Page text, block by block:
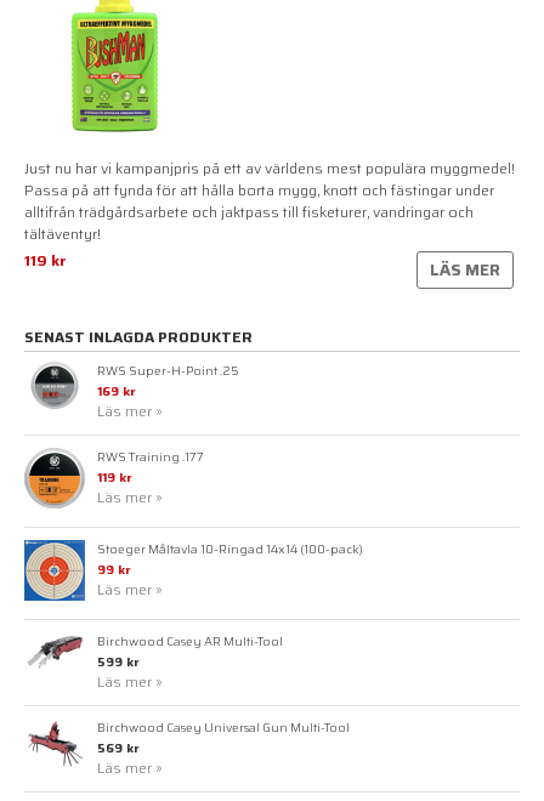
Just nu har vi kampanjpris på ett av världens mest populära myggmedel!
Passa på att fynda för att hålla borta mygg, knott och fästingar under
alltifrån trädgårdsarbete och jaktpass till fisketurer, vandringar och
tältäventyr!
119 kr
LÄS MER
SENAST INLAGDA PRODUKTER
RWS Super-H-Point .25
169 kr
Läs mer »
RWS Training .177
119 kr
Läs mer »
Stoeger Måltavla 10-Ringad 14x14 (100-pack)
99 kr
Läs mer »
Birchwood Casey AR Multi-Tool
599 kr
Läs mer »
Birchwood Casey Universal Gun Multi-Tool
569 kr
Läs mer »